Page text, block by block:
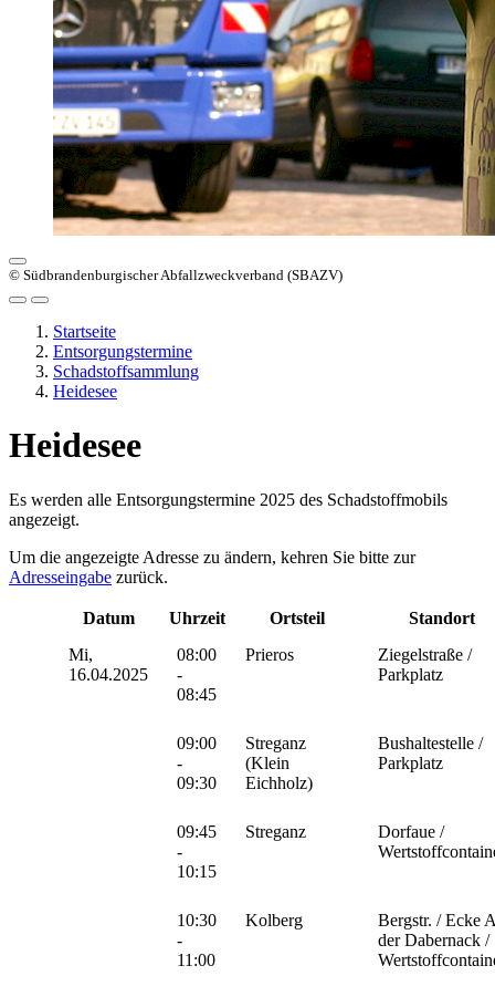
© Südbrandenburgischer Abfallzweckverband (SBAZV)
Startseite
Entsorgungstermine
Schadstoffsammlung
Heidesee
Heidesee
Es werden alle Entsorgungstermine 2025 des Schadstoffmobils
angezeigt.
Um die angezeigte Adresse zu ändern, kehren Sie bitte zur
Adresseingabe zurück.
Datum Uhrzeit Ortsteil
Standort
Mi,
16.04.2025
08:00
-
08:45
Prieros
Ziegelstraße /
Parkplatz
09:00
-
09:30
Streganz
(Klein
Eichholz)
Bushaltestelle /
Parkplatz
09:45
-
10:15
Streganz
Dorfaue /
10:30
-
11:00
Kolberg
Bergstr. / Ecke
der Dabernack /